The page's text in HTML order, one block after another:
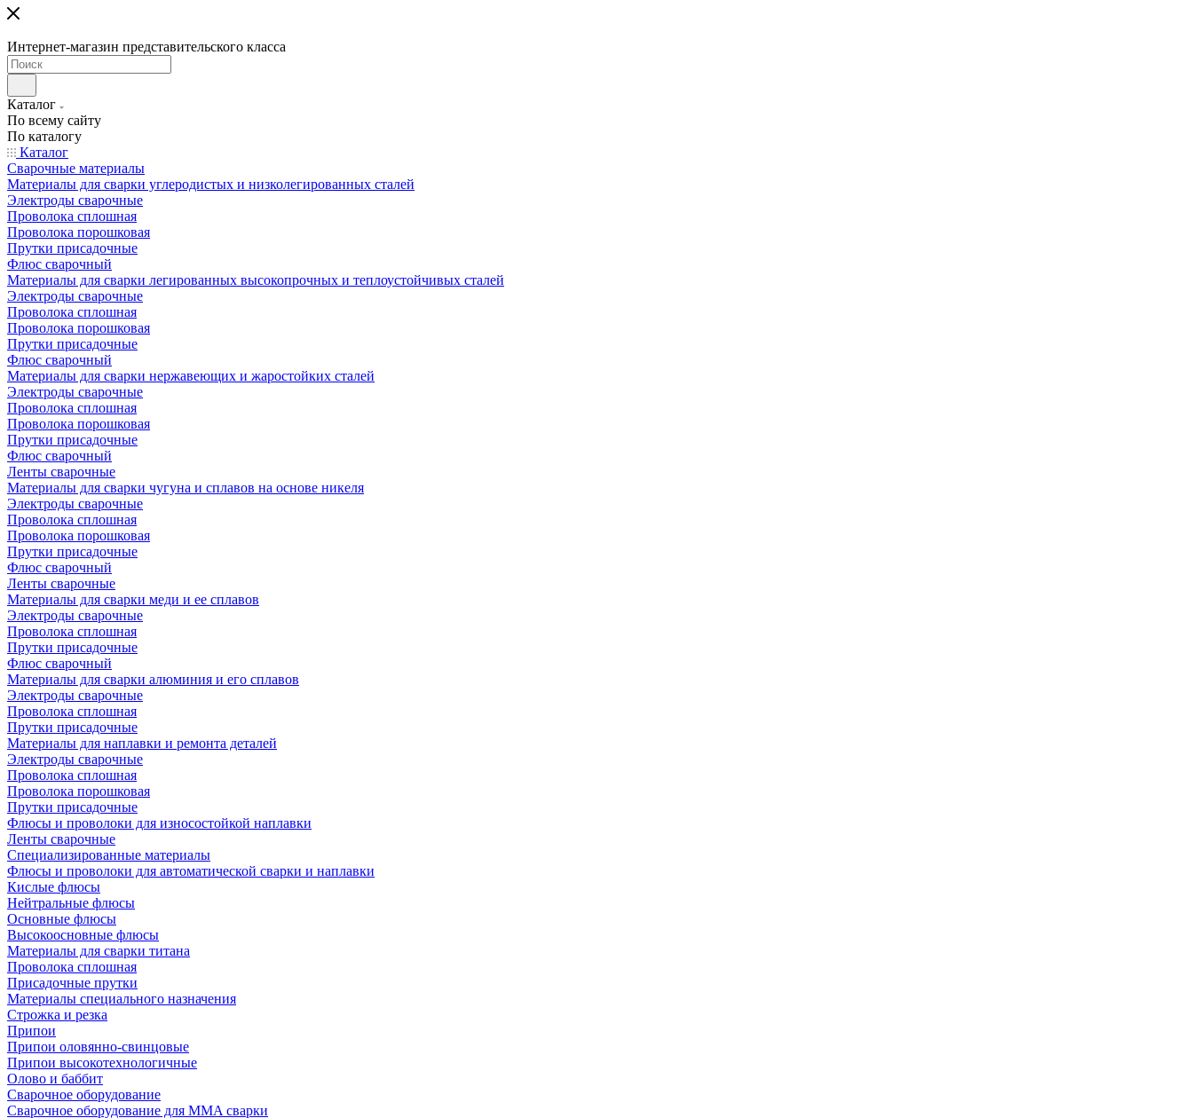
Интернет-магазин представительского класса
Каталог
По всему сайту
По каталогу
Каталог
Сварочные материалы
Материалы для сварки углеродистых и низколегированных сталей
Электроды сварочные
Проволока сплошная
Проволока порошковая
Прутки присадочные
Флюс сварочный
Материалы для сварки легированных высокопрочных и теплоустойчивых сталей
Электроды сварочные
Проволока сплошная
Проволока порошковая
Прутки присадочные
Флюс сварочный
Материалы для сварки нержавеющих и жаростойких сталей
Электроды сварочные
Проволока сплошная
Проволока порошковая
Прутки присадочные
Флюс сварочный
Ленты сварочные
Материалы для сварки чугуна и сплавов на основе никеля
Электроды сварочные
Проволока сплошная
Проволока порошковая
Прутки присадочные
Флюс сварочный
Ленты сварочные
Материалы для сварки меди и ее сплавов
Электроды сварочные
Проволока сплошная
Прутки присадочные
Флюс сварочный
Материалы для сварки алюминия и его сплавов
Электроды сварочные
Проволока сплошная
Прутки присадочные
Материалы для наплавки и ремонта деталей
Электроды сварочные
Проволока сплошная
Проволока порошковая
Прутки присадочные
Флюсы и проволоки для износостойкой наплавки
Ленты сварочные
Специализированные материалы
Флюсы и проволоки для автоматической сварки и наплавки
Кислые флюсы
Нейтральные флюсы
Основные флюсы
Высокоосновные флюсы
Материалы для сварки титана
Проволока сплошная
Присадочные прутки
Материалы специального назначения
Строжка и резка
Припои
Припои оловянно-свинцовые
Припои высокотехнологичные
Олово и баббит
Сварочное оборудование
Сварочное оборудование для MMA сварки